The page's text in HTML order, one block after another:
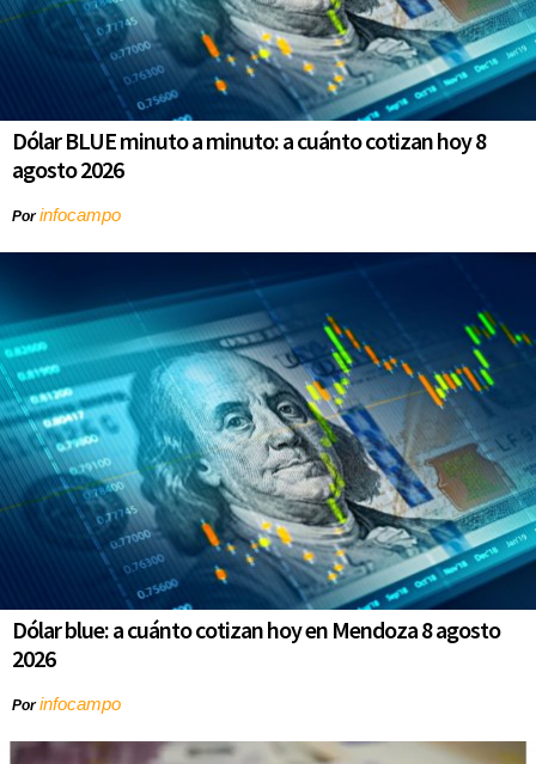
Dólar BLUE minuto a minuto: a cuánto cotizan hoy 8
agosto 2026
Porinfocampo
Dólar blue: a cuánto cotizan hoy en Mendoza 8 agosto
2026
Porinfocampo